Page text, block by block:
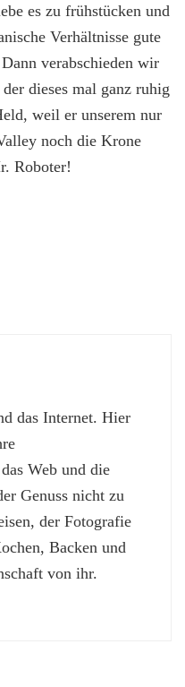
es zu frühstücken und
Verhältnisse gute
verabschieden wir
dieses mal ganz ruhig
weil er unserem nur
noch die Krone
Roboter!
das Internet. Hier
Web und die
Genuss nicht zu
der Fotografie
Backen und
von ihr.